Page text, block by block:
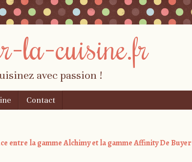
la-cuisine.fr
avec passion !
Contact
entre la gamme Alchimy et la gamme Affinity De Buyer